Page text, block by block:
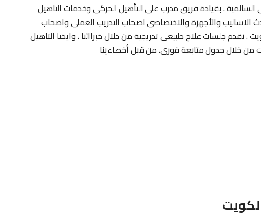
. بقيادة فريق مدرب على التأهيل الحركى وخدمات التاهيل
الاساليب والأجهزة والاختصاصى اصحاب التدريب العملى واصحاب
. نقدم جلسات علاج طبيعى تدريجية من خلال خبراائنا . وايضا التاهيل
من خلال جدول متابعة فورى. من قبل أخصاءينا